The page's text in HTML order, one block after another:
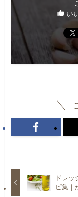
い
ドレ
ピ集｜